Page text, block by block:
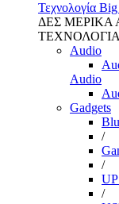
Τεχνολογία Big
ΔΕΣ ΜΕΡΙΚΑ
ΤΕΧΝΟΛΟΓΙΑ
Audio
Audio
Gadgets
/
/
/